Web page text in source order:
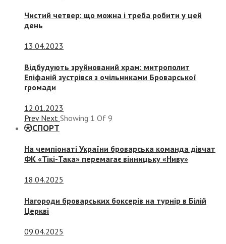
Чистий четвер: що можна і треба робити у цей
день
13.04.2023
Відбудують зруйнований храм: митрополит
Епіфаній зустрівся з очільниками Броварської
громади
12.01.2023
Prev Next Showing 1 Of 9
СПОРТ
На чемпіонаті України броварська команда дівчат
ФК «Тікі-Така» перемагає вінницьку «Ниву»
18.04.2025
Нагороди броварських боксерів на турнір в Білій
Церкві
09.04.2025